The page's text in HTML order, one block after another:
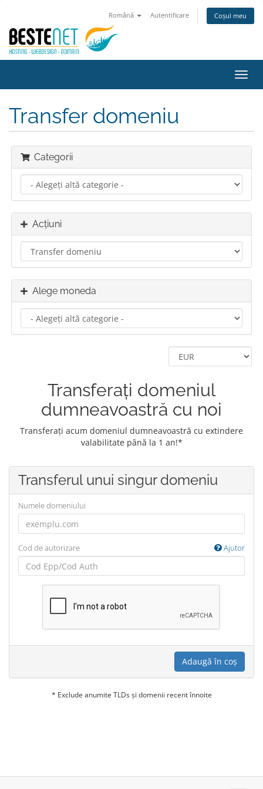
Română Autentificare Coșul meu
Transfer domeniu
Categorii
Acțiuni
Alege moneda
Transferați domeniul
dumneavoastră cu noi
Transferați acum domeniul dumneavoastră cu extindere
valabilitate până la 1 an!*
Transferul unui singur domeniu
Numele domeniului
Cod de autorizare Ajutor
Adaugă în coș
* Exclude anumite TLDs și domenii recent înnoite